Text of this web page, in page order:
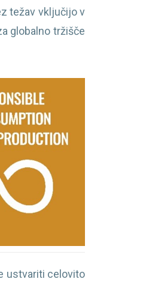
težav vključijo v
globalno tržišče
ustvariti celovito